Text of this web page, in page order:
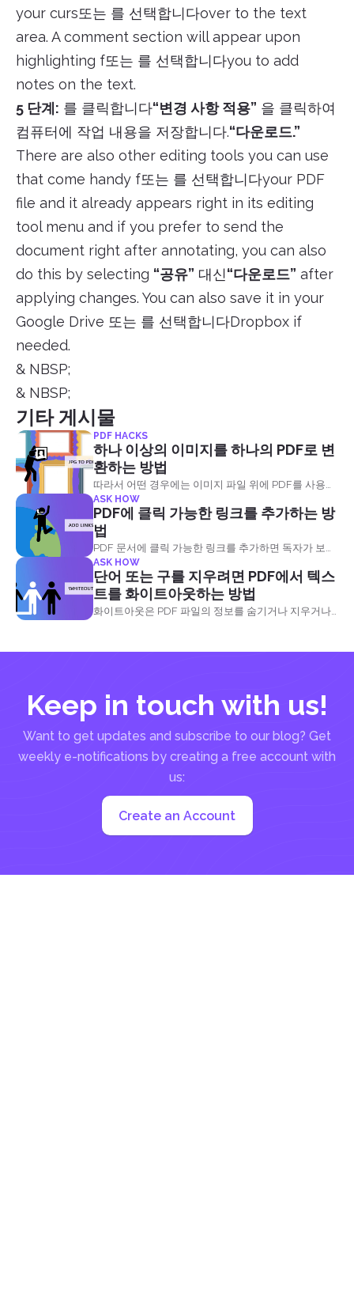
your curs또는 를 선택합니다over to the text
area. A comment section will appear upon
highlighting f또는 를 선택합니다you to add
notes on the text.
5 단계: 를 클릭합니다“변경 사항 적용” 을 클릭하여
컴퓨터에 작업 내용을 저장합니다.“다운로드.”
There are also other editing tools you can use
that come handy f또는 를 선택합니다your PDF
file and it already appears right in its editing
tool menu and if you prefer to send the
document right after annotating, you can also
do this by selecting “공유” 대신“다운로드” after
applying changes. You can also save it in your
Google Drive 또는 를 선택합니다Dropbox if
needed.
& NBSP;
& NBSP;
기타 게시물
PDF HACKS
하나 이상의 이미지를 하나의 PDF로 변
환하는 방법
따라서 어떤 경우에는 이미지 파일 위에 PDF를 사용하
는 것이 몇 가지 문제에 대한 해결책이되기 때문에 선호
됩니다. 이미지 파일을 하나의 PDF 파일로 변환하는 세
가지 방법이 있습니다:
ASK HOW
PDF에 클릭 가능한 링크를 추가하는 방
법
PDF 문서에 클릭 가능한 링크를 추가하면 독자가 보기
를 더 잘 이해하는 데 도움이 되는 두 가지 작업을 수행
할 수 있습니다.
ASK HOW
단어 또는 구를 지우려면 PDF에서 텍스
트를 화이트아웃하는 방법
화이트아웃은 PDF 파일의 정보를 숨기거나 지우거나
Keep in touch with us!
Want to get updates and subscribe to our blog? Get
weekly e-notifications by creating a free account with
us:
Create an Account